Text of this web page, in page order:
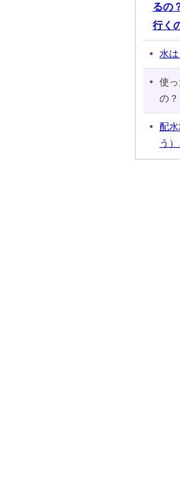
るの
行く
水
使っ
の？
配
う